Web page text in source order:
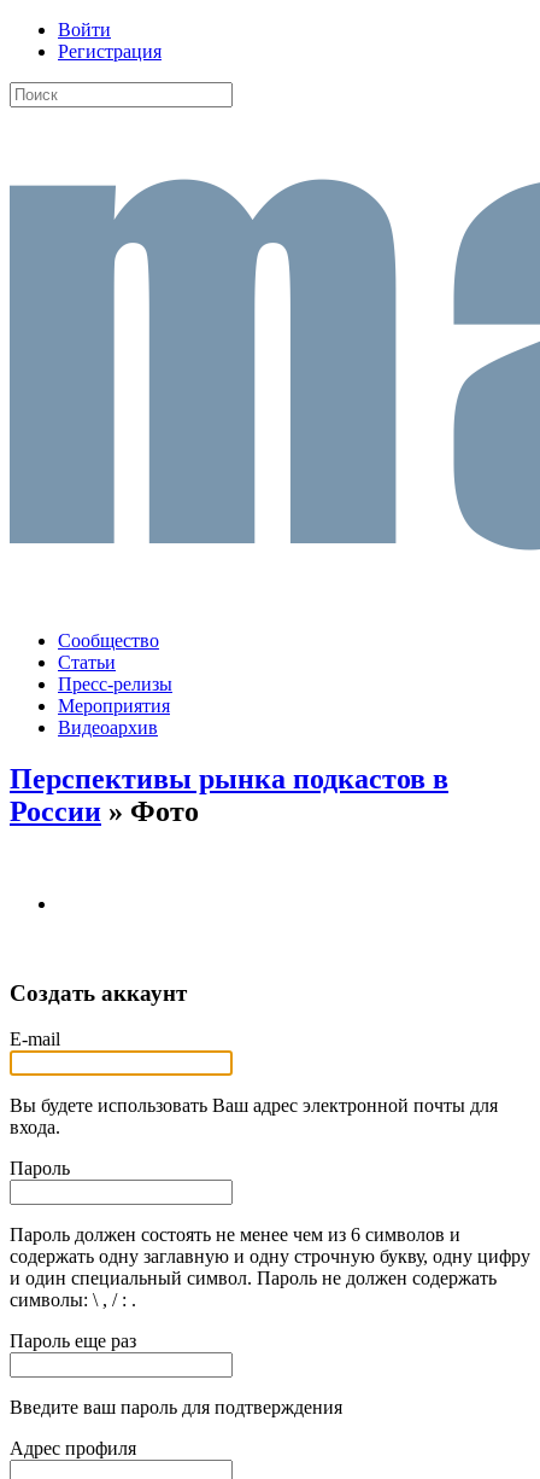
Войти
Регистрация
Сообщество
Статьи
Пресс-релизы
Мероприятия
Видеоархив
Перспективы рынка подкастов в
России » Фото
Создать аккаунт
E-mail
Вы будете использовать Ваш адрес электронной почты для
входа.
Пароль
Пароль должен состоять не менее чем из 6 символов и
содержать одну заглавную и одну строчную букву, одну цифру
и один специальный символ. Пароль не должен содержать
символы: \ , / : .
Пароль еще раз
Введите ваш пароль для подтверждения
Адрес профиля